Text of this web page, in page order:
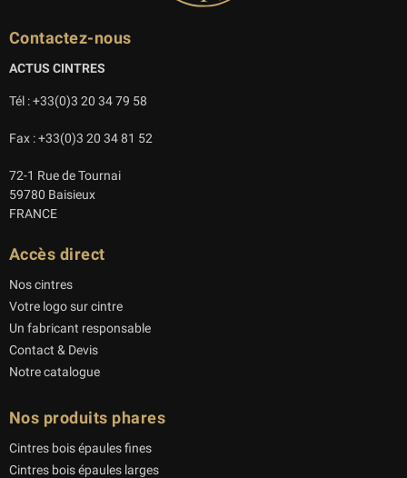
Contactez-nous
ACTUS CINTRES
Tél : +33(0)3 20 34 79 58
Fax : +33(0)3 20 34 81 52
72-1 Rue de Tournai
59780 Baisieux
FRANCE
Accès direct
Nos cintres
Votre logo sur cintre
Un fabricant responsable
Contact & Devis
Notre catalogue
Nos produits phares
Cintres bois épaules fines
Cintres bois épaules larges